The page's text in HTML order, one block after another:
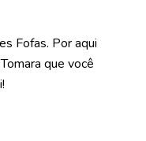
Fofas. Por aqui
que você